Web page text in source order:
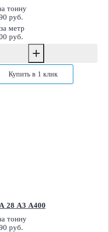
тонну
руб.
метр
руб.
+
Купить в 1 клик
28 А3 А400
тонну
руб.